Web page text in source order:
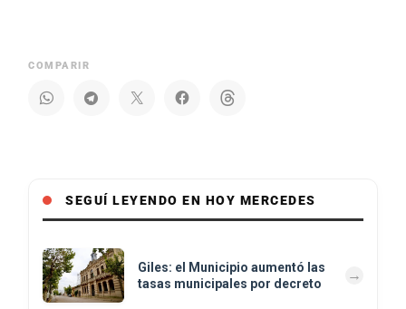
COMPARIR
SEGUÍ LEYENDO EN HOY MERCEDES
Giles: el Municipio aumentó las
tasas municipales por decreto